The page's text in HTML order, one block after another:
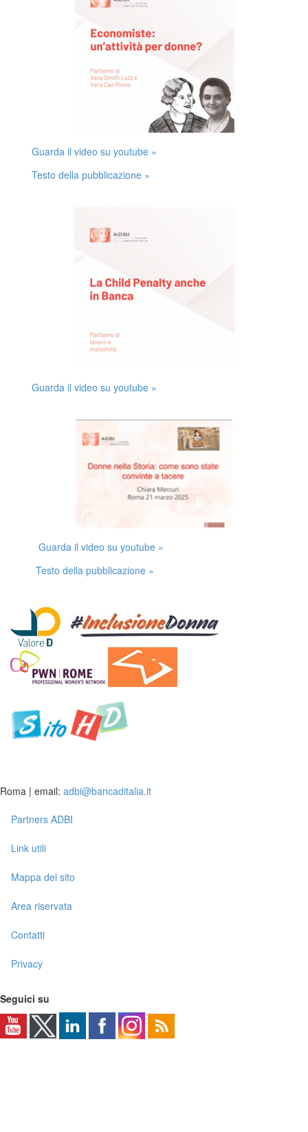
Guarda il video su youtube »
Testo della pubblicazione »
Guarda il video su youtube »
Guarda il video su youtube »
Testo della pubblicazione »
Roma | email: adbi@bancaditalia.it
Partners ADBI
Link utili
Mappa del sito
Area riservata
Contatti
Privacy
Seguici su